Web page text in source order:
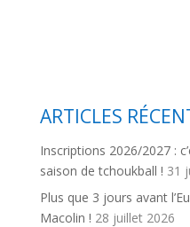
ARTICLES
Inscriptions 2026/2027 :
saison de tchoukball ! 31
Plus que 3 jours avant
Macolin ! 28 juillet 2026